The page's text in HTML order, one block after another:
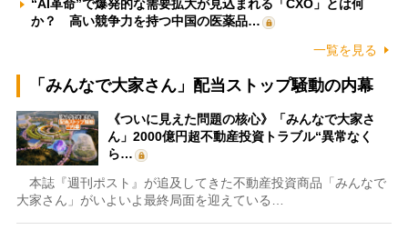
“AI革命”で爆発的な需要拡大が見込まれる「CXO」とは何
か？ 高い競争力を持つ中国の医薬品…
一覧を見る
「みんなで大家さん」配当ストップ騒動の内幕
《ついに見えた問題の核心》「みんなで大家さ
ん」2000億円超不動産投資トラブル“異常なく
ら…
本誌『週刊ポスト』が追及してきた不動産投資商品「みんなで
大家さん」がいよいよ最終局面を迎えている…